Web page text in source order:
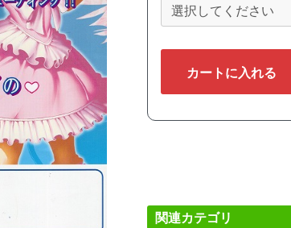
カートに入れる
関連カテゴリ